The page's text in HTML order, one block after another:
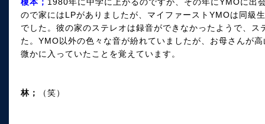
ので家にはLPがありましたが、マイファーストYMOは同級
でした。彼の家のステレオは録音ができなかったようで、
た。YMO以外の色々な音が紛れていましたが、お母さんが
微かに入っていたことを覚えています。
林； （笑）